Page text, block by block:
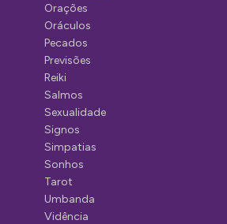
Orações
Oráculos
Pecados
Previsões
Reiki
Salmos
Sexualidade
Signos
Simpatias
Sonhos
Tarot
Umbanda
Vidência